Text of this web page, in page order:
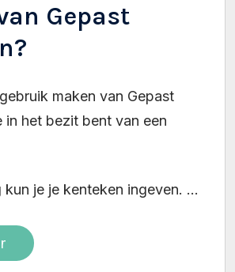
Gepast
maken van Gepast
in het bezit bent van een
kun je je kenteken ingeven. ...